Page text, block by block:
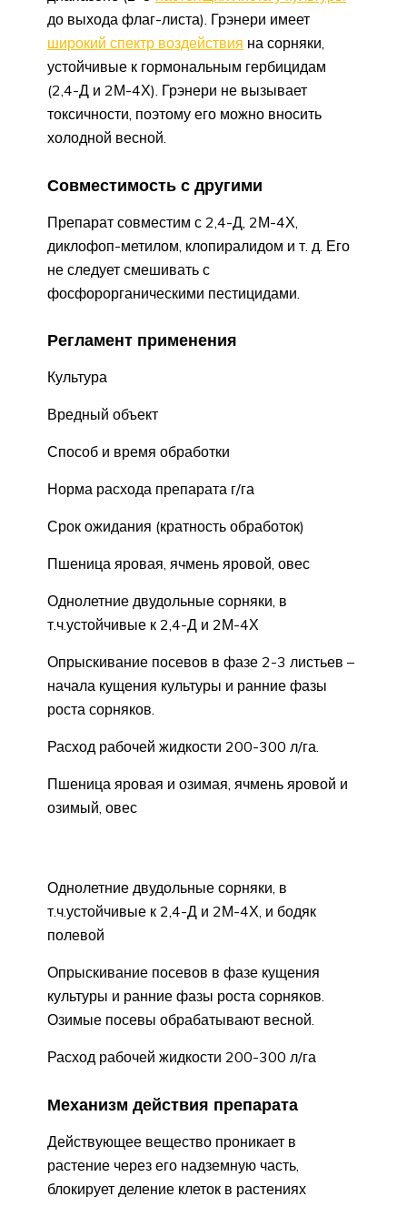
до выхода флаг-листа). Грэнери имеет
широкий спектр воздействия на сорняки,
устойчивые к гормональным гербицидам
(2,4-Д и 2М-4Х). Грэнери не вызывает
токсичности, поэтому его можно вносить
холодной весной.
Совместимость с другими
Препарат совместим с 2,4-Д, 2М-4Х,
диклофоп-метилом, клопиралидом и т. д. Его
не следует смешивать с
фосфорорганическими пестицидами.
Регламент применения
Культура
Вредный объект
Способ и время обработки
Норма расхода препарата г/га
Срок ожидания (кратность обработок)
Пшеница яровая, ячмень яровой, овес
Однолетние двудольные сорняки, в
т.ч.устойчивые к 2,4-Д и 2М-4Х
Опрыскивание посевов в фазе 2-3 листьев –
начала кущения культуры и ранние фазы
роста сорняков.
Расход рабочей жидкости 200-300 л/га.
Пшеница яровая и озимая, ячмень яровой и
озимый, овес
Однолетние двудольные сорняки, в
т.ч.устойчивые к 2,4-Д и 2М-4Х, и бодяк
полевой
Опрыскивание посевов в фазе кущения
культуры и ранние фазы роста сорняков.
Озимые посевы обрабатывают весной.
Расход рабочей жидкости 200-300 л/га
Механизм действия препарата
Действующее вещество проникает в
растение через его надземную часть,
блокирует деление клеток в растениях